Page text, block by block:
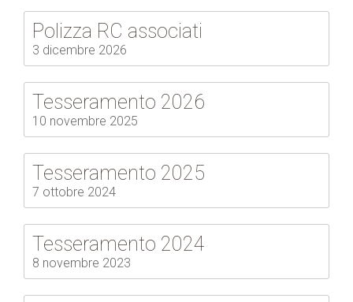
Polizza RC associati
3 dicembre 2026
Tesseramento 2026
10 novembre 2025
Tesseramento 2025
7 ottobre 2024
Tesseramento 2024
8 novembre 2023